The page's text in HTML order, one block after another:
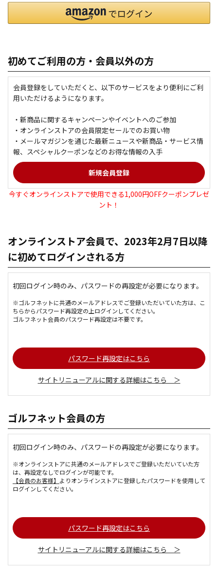
初めてご利用の方・会員以外の方
会員登録をしていただくと、以下のサービスをより便利にご利
用いただけるようになります。
・新商品に関するキャンペーンやイベントへのご参加
・オンラインストアの会員限定セールでのお買い物
・メールマガジンを通じた最新ニュースや新商品・サービス情
報、スペシャルクーポンなどのお得な情報の入手
今すぐオンラインストアで使用できる1,000円OFFクーポンプレゼ
ント！
オンラインストア会員で、2023年2月7日以降
に初めてログインされる方
初回ログイン時のみ、パスワードの再設定が必要になります。
※ゴルフネットに共通のメールアドレスでご登録いただいていた方は、こ
ちらからパスワード再設定の上ログインしてください。
ゴルフネット会員のパスワード再設定は不要です。
パスワード再設定はこちら
サイトリニューアルに関する詳細はこちら ＞
ゴルフネット会員の方
初回ログイン時のみ、パスワードの再設定が必要になります。
※オンラインストアに共通のメールアドレスでご登録いただいていた方
は、再設定なしでログインが可能です。
【会員のお客様】 よりオンラインストアに登録したパスワードを使用して
ログインしてください。
パスワード再設定はこちら
サイトリニューアルに関する詳細はこちら ＞